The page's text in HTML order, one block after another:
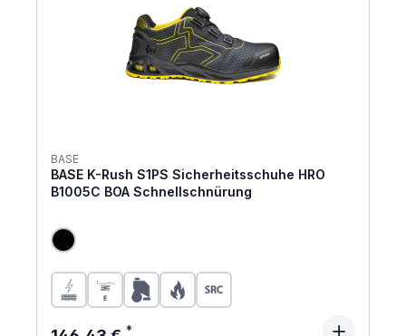
BASE
BASE K-Rush S1PS Sicherheitsschuhe HRO
B1005C BOA Schnellschnürung